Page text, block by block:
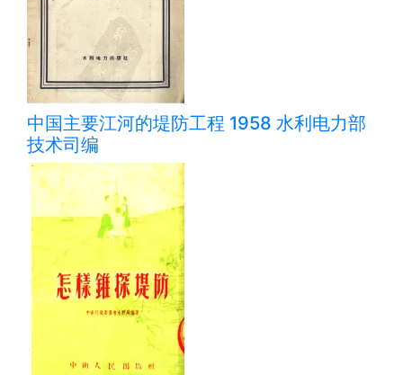
中国主要江河的堤防工程 1958 水利电力部
技术司编